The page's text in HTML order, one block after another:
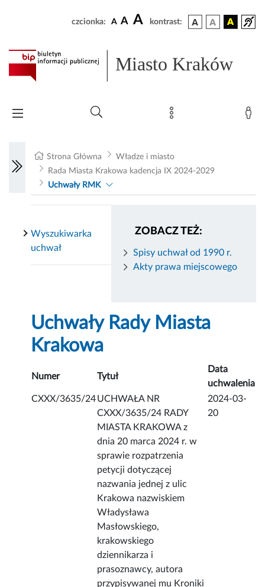
czcionka: A A A kontrast:
Miasto Kraków
Strona Główna
Władze i miasto
Rada Miasta Krakowa kadencja IX 2024-2029
Uchwały RMK
ZOBACZ TEŻ:
Spisy uchwał od 1990 r.
Akty prawa miejscowego
Wyszukiwarka
uchwał
Uchwały Rady Miasta
Krakowa
Numer Tytuł
Data
uchwalenia
CXXX/3635/24UCHWAŁA NR
CXXX/3635/24 RADY
MIASTA KRAKOWA z
dnia 20 marca 2024 r. w
sprawie rozpatrzenia
petycji dotyczącej
nazwania jednej z ulic
Krakowa nazwiskiem
Władysława
Masłowskiego,
krakowskiego
dziennikarza i
prasoznawcy, autora
przypisywanej mu Kroniki
2024-03-
20